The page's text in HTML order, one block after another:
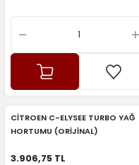
CİTROEN C-ELYSEE TURBO YAĞ
HORTUMU (ORİJİNAL)
3.906,75 TL